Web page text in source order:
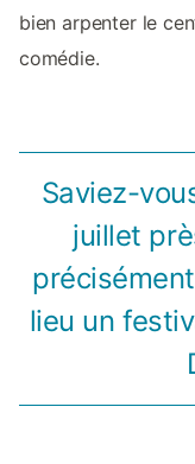
bien arpenter le
comédie.
Saviez-
juillet
lieu un